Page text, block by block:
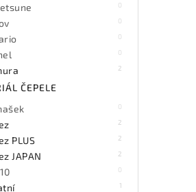
0
0
0
0
2
Knives
ČEPELE
0
2
PLUS 2
JAPAN 2
0
1